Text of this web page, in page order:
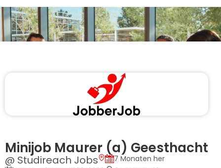
Minijob Maurer (a) Geesthacht
@ Studireach Jobs
7 Monaten her